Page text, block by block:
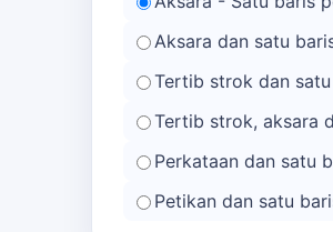
Aksara dan satu
Tertib strok dan
Tertib strok, aksara
Perkataan dan satu
Petikan dan satu